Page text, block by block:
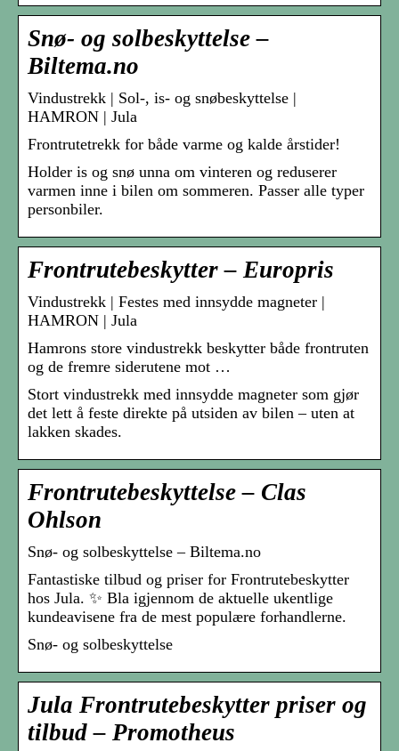
Snø- og solbeskyttelse –
Biltema.no
Vindustrekk | Sol-, is- og snøbeskyttelse |
HAMRON | Jula
Frontrutetrekk for både varme og kalde årstider!
Holder is og snø unna om vinteren og reduserer
varmen inne i bilen om sommeren. Passer alle typer
personbiler.
Frontrutebeskytter – Europris
Vindustrekk | Festes med innsydde magneter |
HAMRON | Jula
Hamrons store vindustrekk beskytter både frontruten
og de fremre siderutene mot …
Stort vindustrekk med innsydde magneter som gjør
det lett å feste direkte på utsiden av bilen – uten at
lakken skades.
Frontrutebeskyttelse – Clas
Ohlson
Snø- og solbeskyttelse – Biltema.no
Fantastiske tilbud og priser for Frontrutebeskytter
hos Jula. ✨ Bla igjennom de aktuelle ukentlige
kundeavisene fra de mest populære forhandlerne.
Snø- og solbeskyttelse
Jula Frontrutebeskytter priser og
tilbud – Promotheus